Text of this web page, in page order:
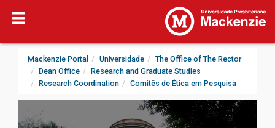
Mackenzie Portal Universidade
The Office of The Rector
Dean Office
Research and Graduate Studies
Research Coordination
Comitês de Ética em Pesquisa